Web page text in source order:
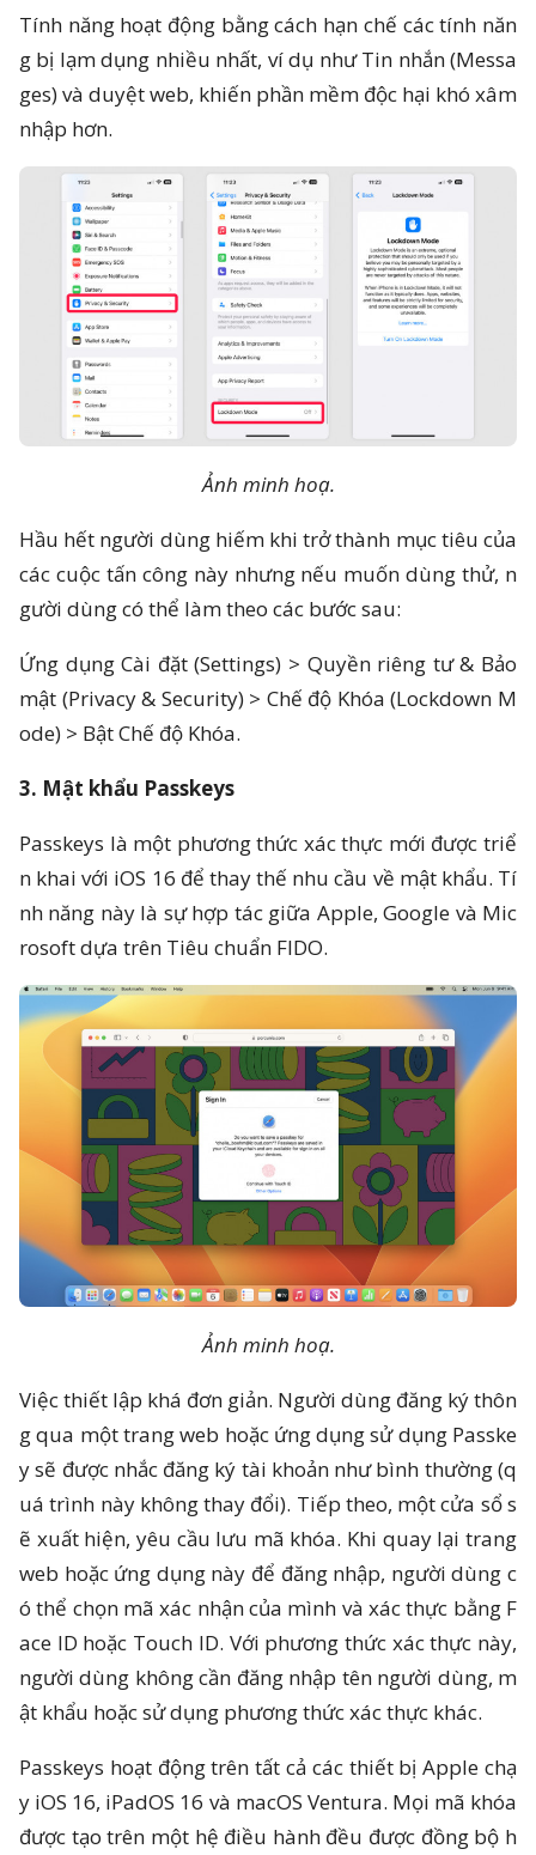
Tính năng hoạt động bằng cách hạn chế các tính năn
g bị lạm dụng nhiều nhất, ví dụ như Tin nhắn (Messa
ges) và duyệt web, khiến phần mềm độc hại khó xâm
nhập hơn.
Ảnh minh hoạ.
Hầu hết người dùng hiếm khi trở thành mục tiêu của
các cuộc tấn công này nhưng nếu muốn dùng thử, n
gười dùng có thể làm theo các bước sau:
Ứng dụng Cài đặt (Settings) > Quyền riêng tư & Bảo
mật (Privacy & Security) > Chế độ Khóa (Lockdown M
ode) > Bật Chế độ Khóa.
3. Mật khẩu Passkeys
Passkeys là một phương thức xác thực mới được triể
n khai với iOS 16 để thay thế nhu cầu về mật khẩu. Tí
nh năng này là sự hợp tác giữa Apple, Google và Mic
rosoft dựa trên Tiêu chuẩn FIDO.
Ảnh minh hoạ.
Việc thiết lập khá đơn giản. Người dùng đăng ký thôn
g qua một trang web hoặc ứng dụng sử dụng Passke
y sẽ được nhắc đăng ký tài khoản như bình thường (q
uá trình này không thay đổi). Tiếp theo, một cửa sổ s
ẽ xuất hiện, yêu cầu lưu mã khóa. Khi quay lại trang
web hoặc ứng dụng này để đăng nhập, người dùng c
ó thể chọn mã xác nhận của mình và xác thực bằng F
ace ID hoặc Touch ID. Với phương thức xác thực này,
người dùng không cần đăng nhập tên người dùng, m
ật khẩu hoặc sử dụng phương thức xác thực khác.
Passkeys hoạt động trên tất cả các thiết bị Apple chạ
y iOS 16, iPadOS 16 và macOS Ventura. Mọi mã khóa
được tạo trên một hệ điều hành đều được đồng bộ h